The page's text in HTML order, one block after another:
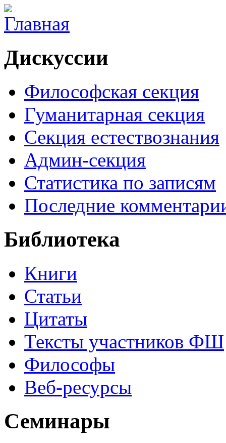
Дискуссии
Философская секция
Гуманитарная секция
Секция естествознания
Админ-секция
Статистика по записям
Последние
Библиотека
Книги
Статьи
Цитаты
Тексты участников ФШ
Философы
Веб-ресурсы
Семинары